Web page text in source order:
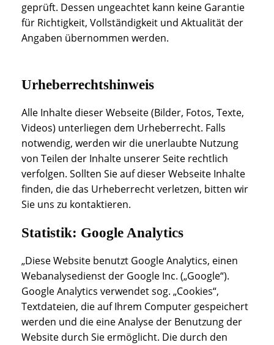
geprüft. Dessen ungeachtet kann keine Garantie
für Richtigkeit, Vollständigkeit und Aktualität der
Angaben übernommen werden.
Urheberrechtshinweis
Alle Inhalte dieser Webseite (Bilder, Fotos, Texte,
Videos) unterliegen dem Urheberrecht. Falls
notwendig, werden wir die unerlaubte Nutzung
von Teilen der Inhalte unserer Seite rechtlich
verfolgen. Sollten Sie auf dieser Webseite Inhalte
finden, die das Urheberrecht verletzen, bitten wir
Sie uns zu kontaktieren.
Statistik: Google Analytics
„Diese Website benutzt Google Analytics, einen
Webanalysedienst der Google Inc. („Google“).
Google Analytics verwendet sog. „Cookies“,
Textdateien, die auf Ihrem Computer gespeichert
werden und die eine Analyse der Benutzung der
Website durch Sie ermöglicht. Die durch den